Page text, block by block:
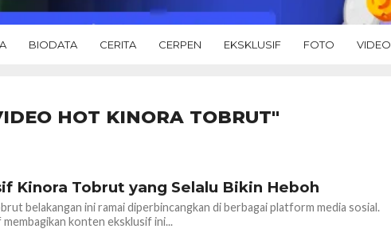
BIODATA CERITA CERPEN EKSKLUSIF FOTO VIDEO
HOT KINORA TOBRUT"
Kinora Tobrut yang Selalu Bikin Heboh
belakangan ini ramai diperbincangkan di berbagai platform media sosial.
konten eksklusif ini...